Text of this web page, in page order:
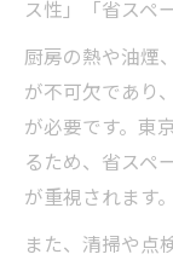
ス性」「省スペ
厨房の熱や油煙
が不可欠であり
が必要です。東
るため、省スペ
が重視されます。
また、清掃や点